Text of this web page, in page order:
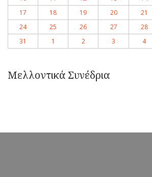
17
18 19 20 21
24
25 26 27 28
31
1 2 3 4
Μελλοντικά Συνέδρια